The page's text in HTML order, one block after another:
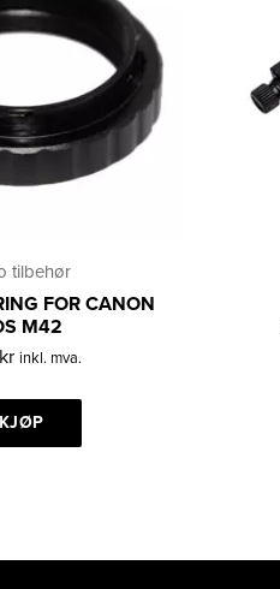
tilbehør
FOR CANON
M42
kr inkl. mva.
KJØP